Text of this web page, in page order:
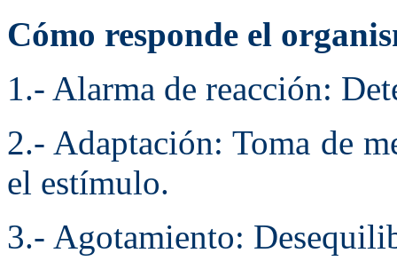
Cómo responde el
1.- Alarma de reacción:
2.- Adaptación: Toma de
el estímulo.
3.- Agotamiento: